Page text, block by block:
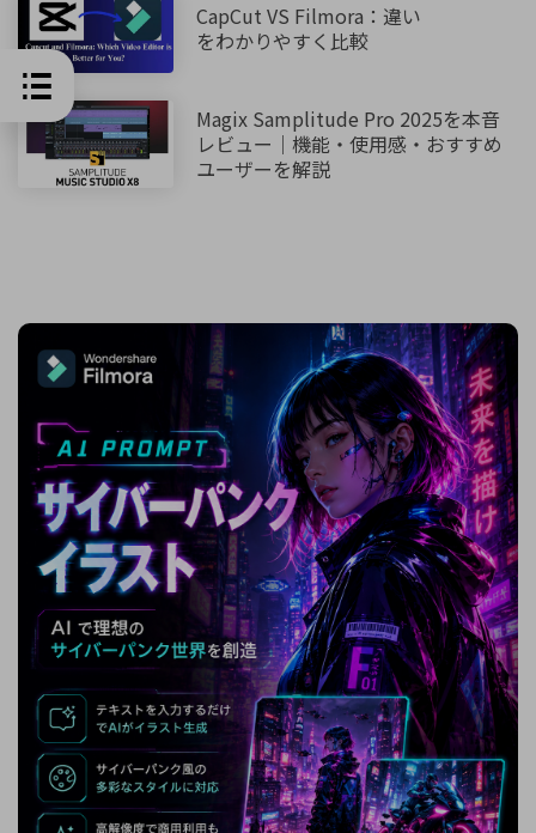
CapCut VS Filmora：違い
をわかりやすく比較
Magix Samplitude Pro 2025を本音
レビュー｜機能・使用感・おすすめ
ユーザーを解説